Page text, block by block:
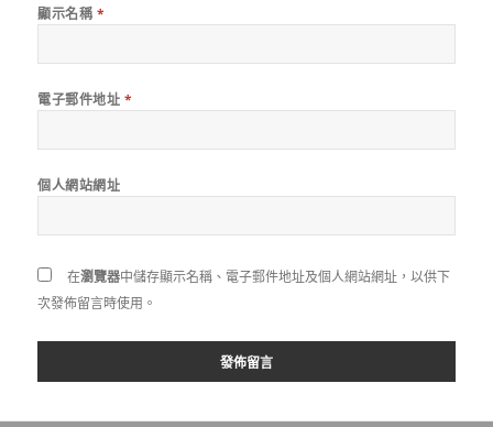
顯示名稱 *
電子郵件地址 *
個人網站網址
在瀏覽器中儲存顯示名稱、電子郵件地址及個人網站網址，以供下
次發佈留言時使用。